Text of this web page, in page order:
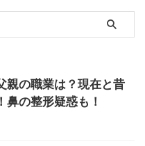
親の職業は？現在と昔
鼻の整形疑惑も！